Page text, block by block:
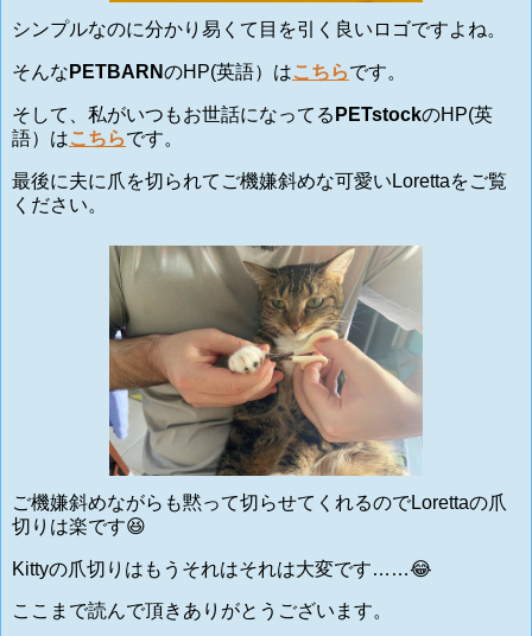
シンプルなのに分かり易くて目を引く良いロゴですよね。
そんな PETBARNのHP(英語）はこちらです。
そして、私がいつもお世話になってる PETstockのHP(英
語）はこちらです。
最後に夫に爪を切られてご機嫌斜めな可愛いLorettaをご覧
ください。
ご機嫌斜めながらも黙って切らせてくれるのでLorettaの爪
切りは楽です😆
Kittyの爪切りはもうそれはそれは大変です……😂
ここまで読んで頂きありがとうございます。